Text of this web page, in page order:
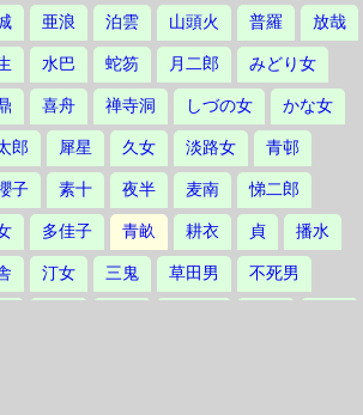
亜浪 泊雲 山頭火 普羅 放哉
水巴 蛇笏 月二郎 みどり女
喜舟 禅寺洞 しづの女 かな女
郎 犀星 久女 淡路女 青邨
子 素十 夜半 麦南 悌二郎
多佳子 青畝 耕衣 貞 播水
汀女 三鬼 草田男 不死男